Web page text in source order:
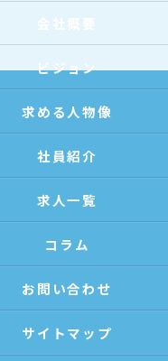
会社概要
ビジョン
求める人物像
社員紹介
求人一覧
コラム
お問い合わせ
サイトマップ